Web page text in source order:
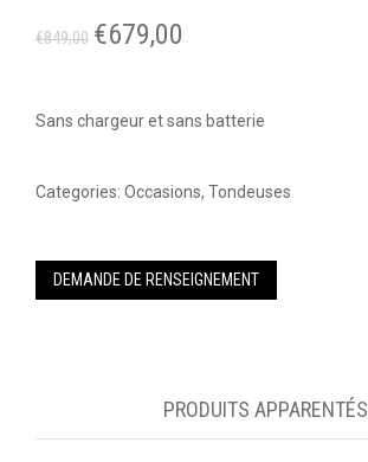
€849,00 €679,00
Sans chargeur et sans batterie
Categories: Occasions, Tondeuses
DEMANDE DE RENSEIGNEMENT
PRODUITS APPARENTÉS